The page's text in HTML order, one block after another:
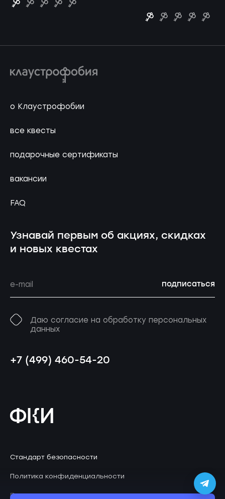
о Клаустрофобии
все квесты
подарочные сертификаты
вакансии
FAQ
Узнавай первым об акциях, скидках
и новых квестах
подписаться
Даю согласие на обработку персональных
данных
+7 (499) 460-54-20
Стандарт безопасности
Политика конфиденциальности
Пользовательское соглашение